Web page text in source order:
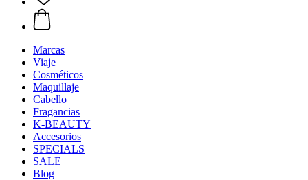
Marcas
Viaje
Cosméticos
Maquillaje
Cabello
Fragancias
K-BEAUTY
Accesorios
SPECIALS
SALE
Blog